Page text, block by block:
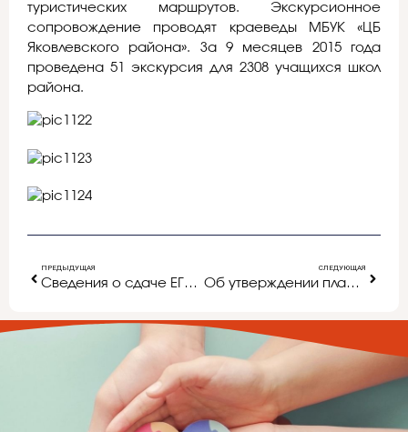
туристических маршрутов. Экскурсионное
сопровождение проводят краеведы МБУК «ЦБ
Яковлевского района». За 9 месяцев 2015 года
проведена 51 экскурсия для 2308 учащихся школ
района.
ПРЕДЫДУЩАЯ
Сведения о сдаче ЕГЭ-2015 по русскому языку в осенние сроки
СЛЕДУЮЩАЯ
Об утверждении плана проведения департаментом образования Белгородской области проверок деятельности органов местного cамоуправления и должностных лиц местного самоуправления на 2016 год